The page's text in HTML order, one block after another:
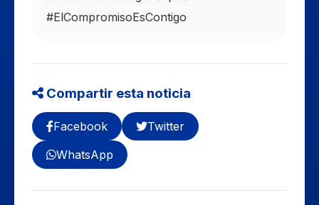
#ElCompromisoEsContigo
Compartir esta noticia
Facebook
Twitter
WhatsApp